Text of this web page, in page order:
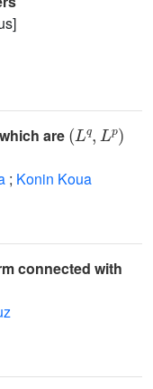
are
( p
; Konin Koua
connected with